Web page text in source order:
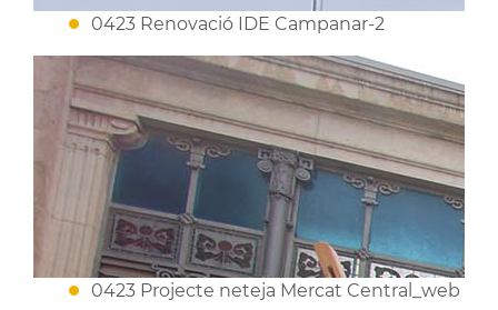
0423 Renovació IDE Campanar-2
0423 Projecte neteja Mercat Central_web